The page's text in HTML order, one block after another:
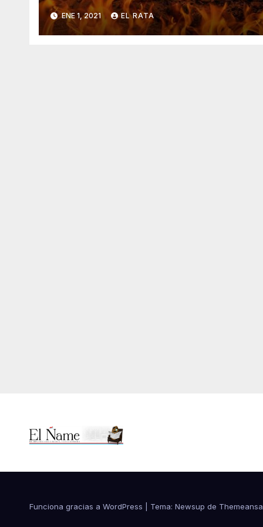
Vicisitudes En El 2020
ENE 1, 2021 EL RATA
Funciona gracias a WordPress Tema: Newsup de